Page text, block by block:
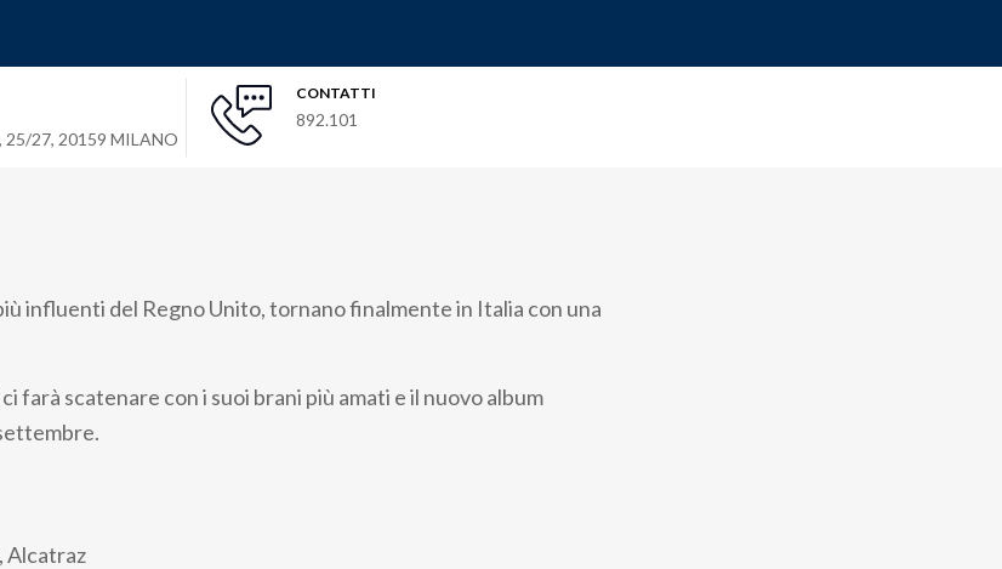
25/27, 20159 MILANO
CONTATTI
892.101
influenti del Regno Unito, tornano finalmente in Italia con una
farà scatenare con i suoi brani più amati e il nuovo album
Alcatraz